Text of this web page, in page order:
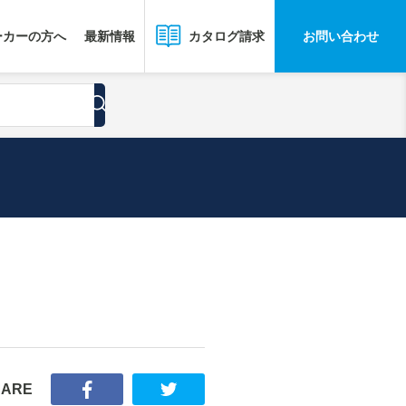
ーの方へ 最新情報 カタログ請求 お問い合わせ